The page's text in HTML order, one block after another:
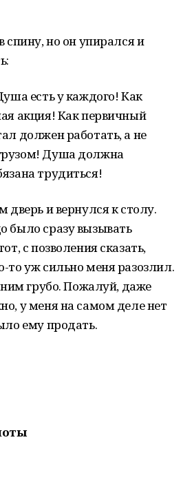
спину, но он упирался и
есть у каждого! Как
акция! Как первичный
должен работать, а не
Душа должна
трудиться!
дверь и вернулся к столу.
было сразу вызывать
с позволения сказать,
то уж сильно меня разозлил.
грубо. Пожалуй, даже
у меня на самом деле нет
ему продать.